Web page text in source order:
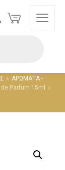
ΑΡΩΜΑΤΑ -
Parfum 15ml